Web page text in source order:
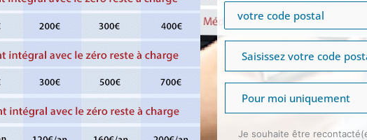
Je souhaite être